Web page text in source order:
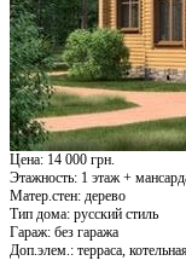
Цена: 14 000 грн.
Этажность: 1 этаж +
Матер.стен: дерево
Тип дома: русский стиль
Гараж: без гаража
Доп.элем.: терраса,